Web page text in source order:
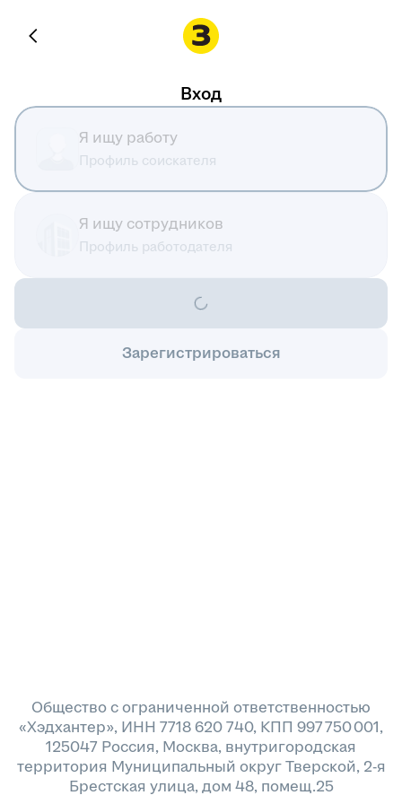
Вход
Я ищу работу
Профиль соискателя
Я ищу сотрудников
Профиль работодателя
Зарегистрироваться
Общество с ограниченной ответственностью
«Хэдхантер», ИНН 7718 620 740, КПП 997 750 001,
125047 Россия, Москва, внутригородская
территория Муниципальный округ Тверской, 2-я
Брестская улица, дом 48, помещ.25